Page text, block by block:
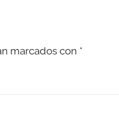
marcados con *